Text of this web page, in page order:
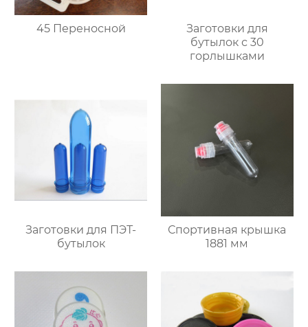
45 Переносной
Заготовки для
бутылок с 30
горлышками
Заготовки для ПЭТ-
бутылок
Спортивная крышка
1881 мм